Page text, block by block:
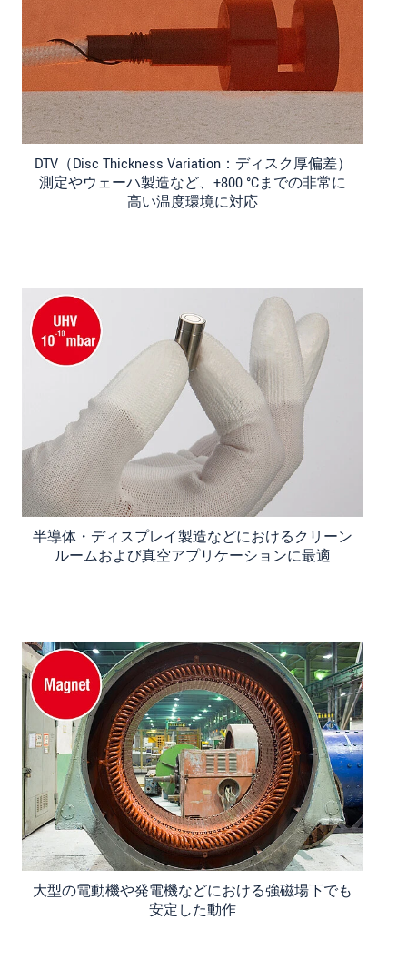
DTV（Disc Thickness Variation：ディスク厚偏差）
測定やウェーハ製造など、+800 °Cまでの非常に
高い温度環境に対応
半導体・ディスプレイ製造などにおけるクリーン
ルームおよび真空アプリケーションに最適
大型の電動機や発電機などにおける強磁場下でも
安定した動作